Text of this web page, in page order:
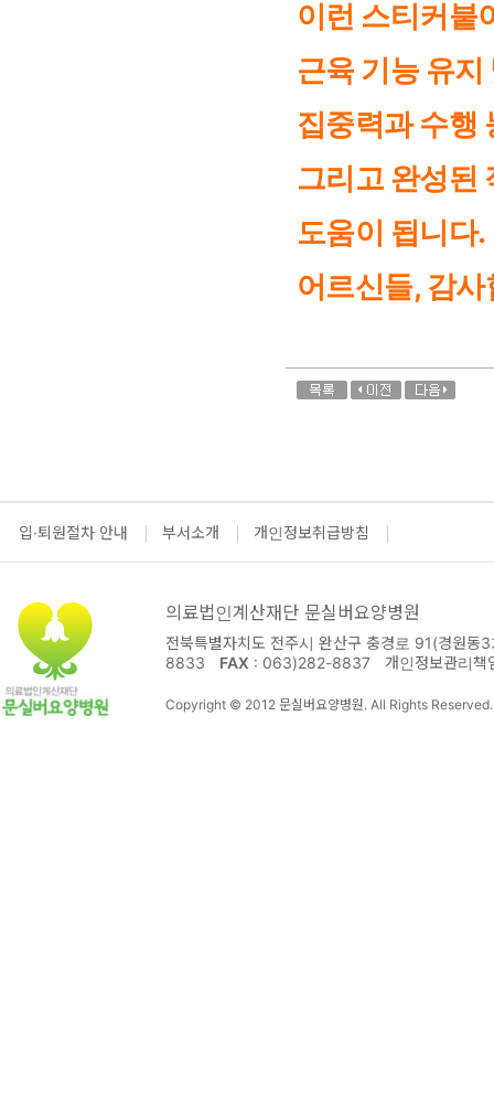
이런 스티커붙
근육 기능 유
집중력과 수행
그리고 완성된
도움이 됩니다.
어르신들, 감
입·퇴원절차 안내 부서소개 개인정보취급방침
의료법인계산재단 문실버요양병원
전북특별자치도 전주시 완산구 충경로 91(경원동
8833
FAX : 063)282-8837 개인정보관리책
Copyright © 2012 문실버요양병원. All Rights Reserved.